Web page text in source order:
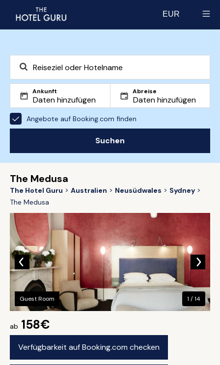
EUR
Ankunft Abreise
Angebote auf Booking.com finden
Suchen
The Medusa
The Hotel Guru Australien Neusüdwales
Sydney
The Medusa
ab 158€
Verfügbarkeit auf Booking.com checken
Guest Room 1 / 14